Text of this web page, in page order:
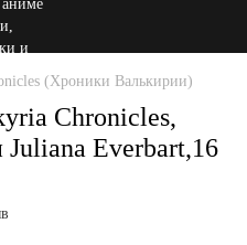
(Хроники Валькирии)
Chronicles,
Everbart,16